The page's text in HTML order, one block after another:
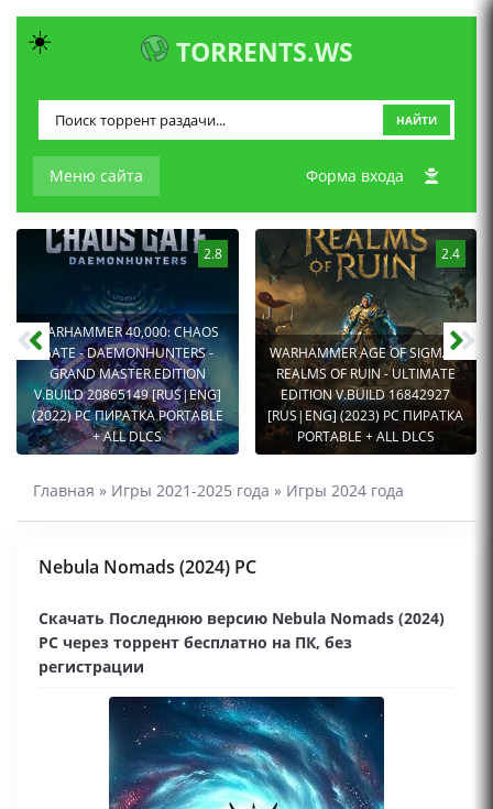
TORRENTS.WS
Меню сайта
НАЙТИ
Форма входа
2.8
WARHAMMER 40,000: CHAOS
GATE - DAEMONHUNTERS -
GRAND MASTER EDITION
V.BUILD 20865149 [RUS|ENG]
(2022) PC ПИРАТКА PORTABLE
+ ALL DLCS
2.4
WARHAMMER AGE OF SIGMAR:
REALMS OF RUIN - ULTIMATE
EDITION V.BUILD 16842927
[RUS|ENG] (2023) PC ПИРАТКА
PORTABLE + ALL DLCS
Главная » Игры 2021-2025 года » Игры 2024 года
Nebula Nomads (2024) PC
Скачать Последнюю версию Nebula Nomads (2024)
PC через торрент бесплатно на ПК, без
регистрации
☀️